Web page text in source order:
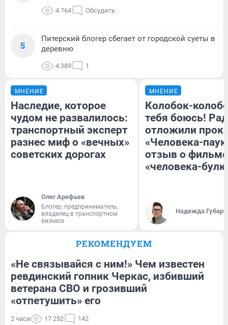
4 764 Обсудить
5
Питерский блогер сбегает от городской суеты в
деревню
4 389 1
МНЕНИЕ
Наследие, которое
чудом не развалилось:
транспортный эксперт
разнес миф о «вечных»
советских дорогах
Олег Арефьев
Блогер, предприниматель,
владелец в транспортном
бизнесе
МНЕНИЕ
Колобок-
тебя боюсь!
отложили
«Человека-
отзыв о
«человека-
Надежда Губарь
РЕКОМЕНДУЕМ
«Не связывайся с ним!» Чем известен
ревдинский гопник Черкас, избивший
ветерана СВО и грозивший
«отпетушить» его
2 часа 17 252 142